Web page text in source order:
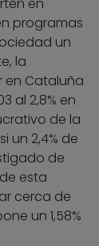
en
programas
un
la
en Cataluña
al 2,8% en
de la
un 2,4% de
de
esta
cerca de
un 1,58%